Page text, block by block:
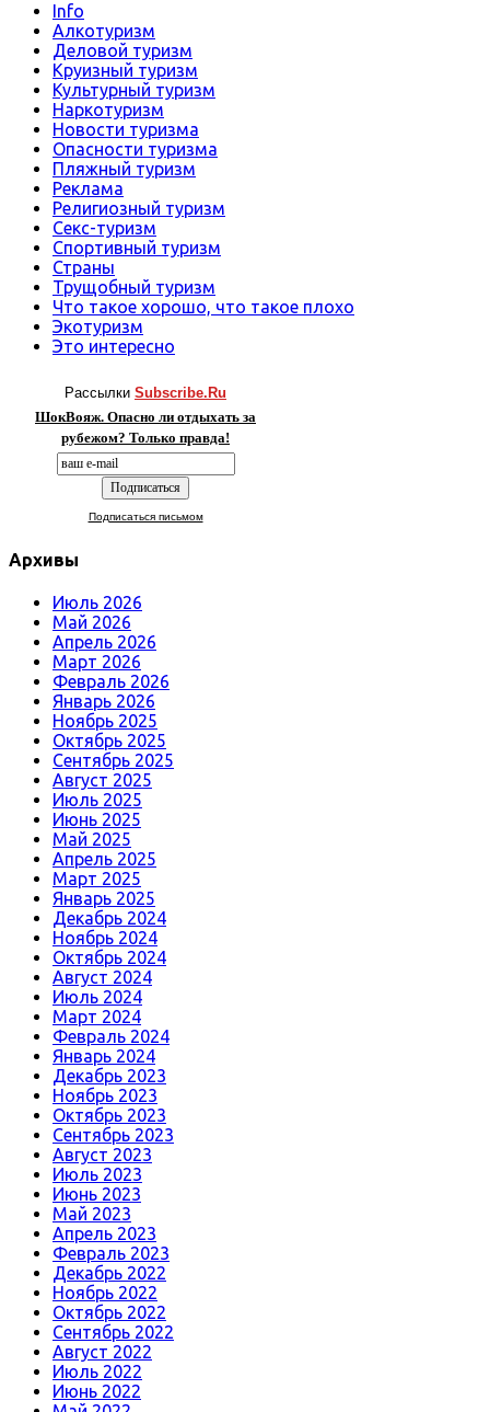
Info
Алкотуризм
Деловой туризм
Круизный туризм
Культурный туризм
Наркотуризм
Новости туризма
Опасности туризма
Пляжный туризм
Реклама
Религиозный туризм
Секс-туризм
Спортивный туризм
Страны
Трущобный туризм
Что такое хорошо, что такое плохо
Экотуризм
Это интересно
Рассылки Subscribe.Ru
ШокВояж. Опасно ли отдыхать за
рубежом? Только правда!
Подписаться письмом
Архивы
Июль 2026
Май 2026
Апрель 2026
Март 2026
Февраль 2026
Январь 2026
Ноябрь 2025
Октябрь 2025
Сентябрь 2025
Август 2025
Июль 2025
Июнь 2025
Май 2025
Апрель 2025
Март 2025
Январь 2025
Декабрь 2024
Ноябрь 2024
Октябрь 2024
Август 2024
Июль 2024
Март 2024
Февраль 2024
Январь 2024
Декабрь 2023
Ноябрь 2023
Октябрь 2023
Сентябрь 2023
Август 2023
Июль 2023
Июнь 2023
Май 2023
Апрель 2023
Февраль 2023
Декабрь 2022
Ноябрь 2022
Октябрь 2022
Сентябрь 2022
Август 2022
Июль 2022
Июнь 2022